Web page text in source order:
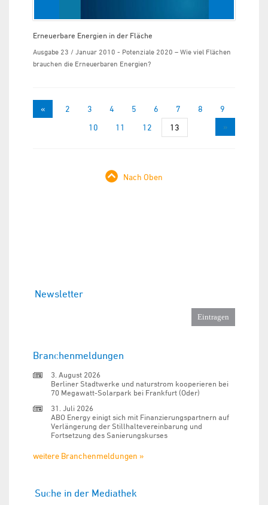
Erneuerbare Energien in der Fläche
Ausgabe 23 / Januar 2010 - Potenziale 2020 – Wie viel Flächen
brauchen die Erneuerbaren Energien?
«1 2 3 4 5 6 7 8
9
10
11 12 13 »
Nach Oben
Newsletter
Branchenmeldungen
3. August 2026
Berliner Stadtwerke und naturstrom kooperieren bei
70 Megawatt-Solarpark bei Frankfurt (Oder)
31. Juli 2026
ABO Energy einigt sich mit Finanzierungspartnern auf
Verlängerung der Stillhaltevereinbarung und
Fortsetzung des Sanierungskurses
weitere Branchenmeldungen »
Suche in der Mediathek